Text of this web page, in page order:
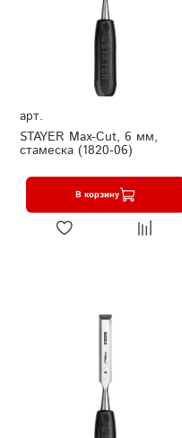
арт.
STAYER Max-Cut, 6 мм,
стамеска (1820-06)
В корзину